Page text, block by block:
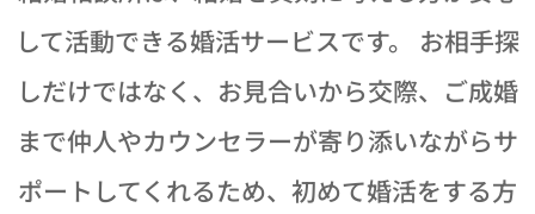
して活動できる婚活サービスです。 お相手探
しだけではなく、お見合いから交際、ご成婚
まで仲人やカウンセラーが寄り添いながらサ
ポートしてくれるため、初めて婚活をする方